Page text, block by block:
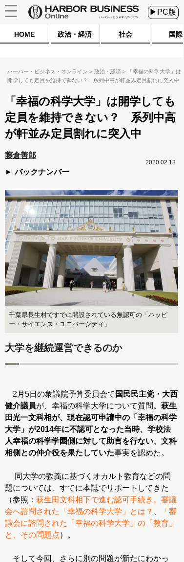
▶PC版
HOME 政治・経済 社会 国際
ハーバー・ビジネス・オンライン 政治・経済
「幸福の科学大学」は
開学しても定員を維持できない？ 系列中高が軒並み定員割れに突入中
「幸福の科学大学」は開学しても
定員を維持できない？ 系列中高
が軒並み定員割れに突入中
藤倉善郎
バックナンバー
2020.02.13
千葉県長生村ですでに開設されている無認可の「ハッピ
ー・サイエンス・ユニバーシティ」
大学を継続運営できるのか
2月5日の衆議院予算委員会で国民民主党・大西
健介議員が、幸福の科学大学について質問。 萩生
田光一文科相が、現在認可申請中の「幸福の科学
大学」が2014年に不認可となった当時、学校法
人幸福の科学学園側に対して助言を行ない、文科
相側との仲介役を果たしていた事実を認めた。
同大学の教義に基づくオカルト教育などの問
題については、すでに本誌でリポートしてきた
（参照： 萩生田文科相下で進む認可手続き。審議
会へ諮問された「幸福の科学大学」とは？
「審
議会に諮問された「幸福の科学大学」の「教育」
と、その問題点）。
そして今回、さらに別の問題が新たにわかっ